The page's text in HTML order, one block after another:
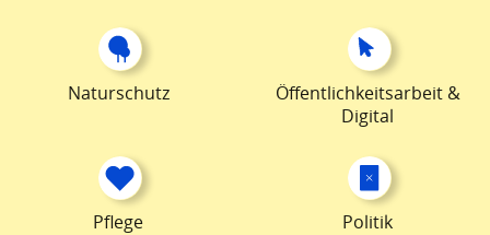
Naturschutz
Öffentlichkeitsarbeit &
Digital
Pflege Politik